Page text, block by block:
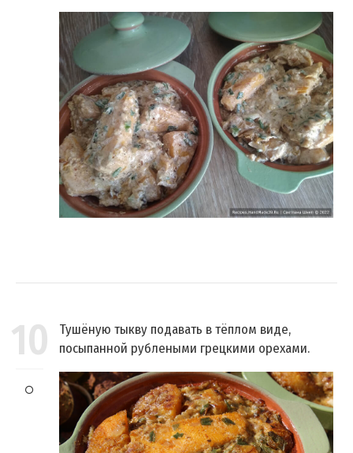
10
Тушёную тыкву подавать в тёплом виде,
посыпанной рублеными грецкими орехами.